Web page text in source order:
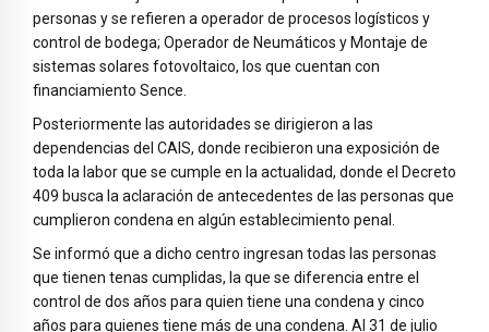
personas y se refieren a operador de procesos logísticos y
control de bodega; Operador de Neumáticos y Montaje de
sistemas solares fotovoltaico, los que cuentan con
financiamiento Sence.
Posteriormente las autoridades se dirigieron a las
dependencias del CAIS, donde recibieron una exposición de
toda la labor que se cumple en la actualidad, donde el Decreto
409 busca la aclaración de antecedentes de las personas que
cumplieron condena en algún establecimiento penal.
Se informó que a dicho centro ingresan todas las personas
que tienen tenas cumplidas, la que se diferencia entre el
control de dos años para quien tiene una condena y cinco
años para quienes tiene más de una condena. Al 31 de julio